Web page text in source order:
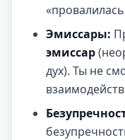
Эмиссары:
эмиссар
дух). Ты не